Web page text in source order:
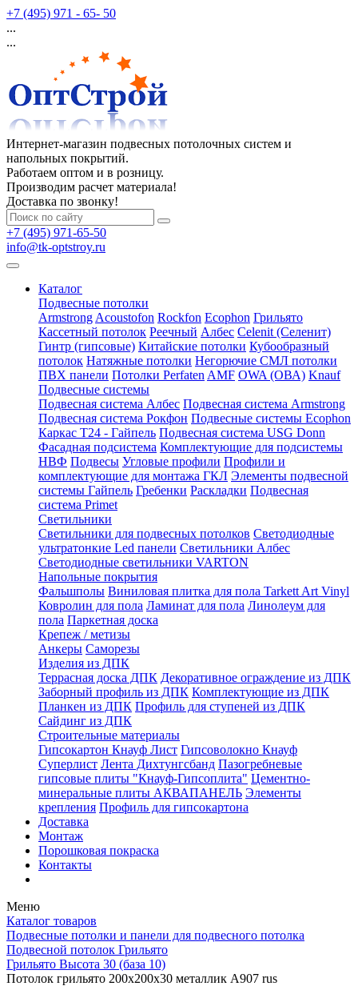
+7 (495) 971 - 65- 50
...
...
Интернет-магазин подвесных потолочных систем и
напольных покрытий.
Работаем оптом и в розницу.
Производим расчет материала!
Доставка по звонку!
+7 (495) 971-65-50
info@tk-optstroy.ru
Каталог
Подвесные потолки
Armstrong Acoustofon Rockfon Ecophon Грильято
Кассетный потолок Реечный Албес Celenit (Селенит)
Гинтр (гипсовые) Китайские потолки Кубообразный
потолок Натяжные потолки Негорючие СМЛ потолки
ПВХ панели Потолки Perfaten AMF OWA (ОВА) Knauf
Подвесные системы
Подвесная система Албес Подвесная система Armstrong
Подвесная система Рокфон Подвесные системы Ecophon
Каркас Т24 - Гайпель Подвесная система USG Donn
Фасадная подсистема Комплектующие для подсистемы
НВФ Подвесы Угловые профили Профили и
комплектующие для монтажа ГКЛ Элементы подвесной
системы Гайпель Гребенки Раскладки Подвесная
система Primet
Светильники
Светильники для подвесных потолков Светодиодные
ультратонкие Led панели Светильники Албес
Светодиодные светильники VARTON
Напольные покрытия
Фальшполы Виниловая плитка для пола Tarkett Art Vinyl
Ковролин для пола Ламинат для пола Линолеум для
пола Паркетная доска
Крепеж / метизы
Анкеры Саморезы
Изделия из ДПК
Террасная доска ДПК Декоративное ограждение из ДПК
Заборный профиль из ДПК Комплектующие из ДПК
Планкен из ДПК Профиль для ступеней из ДПК
Сайдинг из ДПК
Строительные материалы
Гипсокартон Кнауф Лист Гипсоволокно Кнауф
Суперлист Лента Дихтунгсбанд Пазогребневые
гипсовые плиты "Кнауф-Гипсоплита" Цементно-
минеральные плиты АКВАПАНЕЛЬ Элементы
крепления Профиль для гипсокартона
Доставка
Монтаж
Порошковая покраска
Контакты
Меню
Каталог товаров
Подвесные потолки и панели для подвесного потолка
Подвесной потолок Грильято
Грильято Высота 30 (база 10)
Потолок грильято 200х200х30 металлик А907 rus